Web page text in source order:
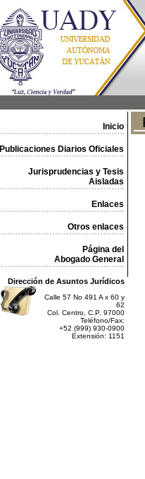
Inicio
Publicaciones Diarios Oficiales
Jurisprudencias y Tesis
Aisladas
Enlaces
Otros enlaces
Página del
Abogado General
Dirección de Asuntos Jurídicos
Calle 57 No 491 A x 60 y
62
Col. Centro, C.P. 97000
Teléfono/Fax:
+52 (999) 930-0900
Extensión: 1151